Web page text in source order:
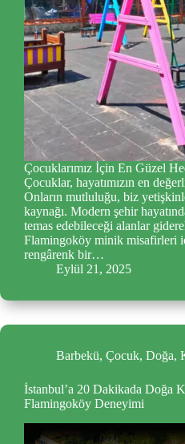
Çocuklarımız İçin En Güzel
Çocuklar, hayatımızın en
Onların mutluluğu, biz
kaynağı. Modern şehir
temas edebileceği alanlar
Flamingoköy minik misafirleri
rengârenk bir…
Eylül 21, 2025
Barbekü, Çocuk, Doğa,
İstanbul’a 20 Dakikada Doğa
Flamingoköy Deneyimi